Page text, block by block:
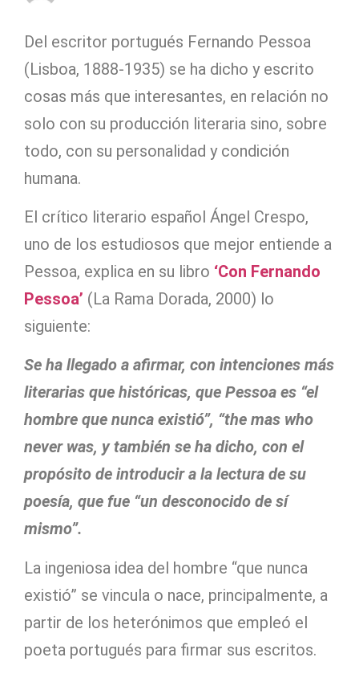
Del escritor portugués Fernando Pessoa
(Lisboa, 1888-1935) se ha dicho y escrito
cosas más que interesantes, en relación no
solo con su producción literaria sino, sobre
todo, con su personalidad y condición
humana.
El crítico literario español Ángel Crespo,
uno de los estudiosos que mejor entiende a
Pessoa, explica en su libro ‘Con Fernando
Pessoa’ (La Rama Dorada, 2000) lo
siguiente:
Se ha llegado a afirmar, con intenciones más
literarias que históricas, que Pessoa es “el
hombre que nunca existió”, “the mas who
never was, y también se ha dicho, con el
propósito de introducir a la lectura de su
poesía, que fue “un desconocido de sí
mismo”.
La ingeniosa idea del hombre “que nunca
existió” se vincula o nace, principalmente, a
partir de los heterónimos que empleó el
poeta portugués para firmar sus escritos.